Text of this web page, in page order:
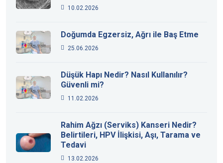
10.02.2026
Doğumda Egzersiz, Ağrı ile Baş Etme
25.06.2026
Düşük Hapı Nedir? Nasıl Kullanılır?
Güvenli mi?
11.02.2026
Rahim Ağzı (Serviks) Kanseri Nedir?
Belirtileri, HPV İlişkisi, Aşı, Tarama ve
Tedavi
13.02.2026